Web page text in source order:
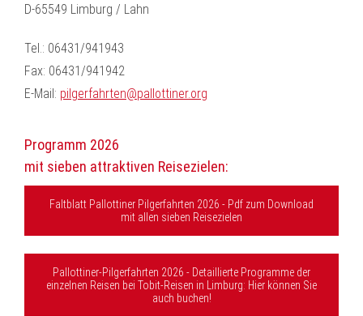
D-65549 Limburg / Lahn
Tel.: 06431/941943
Fax: 06431/941942
E-Mail: pilgerfahrten@pallottiner.org
Programm 2026
mit sieben attraktiven Reisezielen:
Faltblatt Pallottiner Pilgerfahrten 2026 - Pdf zum Download
mit allen sieben Reisezielen
Pallottiner-Pilgerfahrten 2026 - Detaillierte Programme der
einzelnen Reisen bei Tobit-Reisen in Limburg: Hier können Sie
auch buchen!